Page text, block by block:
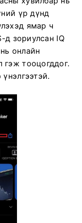
үр дүнд
ямар ч
д зориулсан IQ
онлайн
тооцогддог.